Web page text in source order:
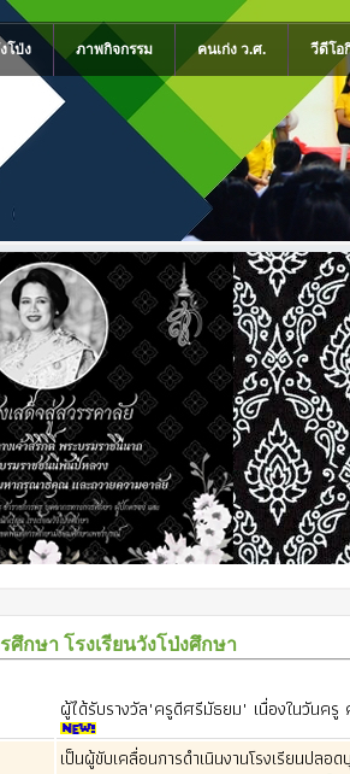
โป่ง ภาพกิจกรรม คนเก่ง ว.ศ. วีดีโอ
กษา โรงเรียนวังโป่งศึกษา
ผู้ได้รับรางวัล"ครูดีศรีมัธยม" เนื่องในวัน
เป็นผู้ขับเคลื่อนการดำเนินงานโรงเรียนปล